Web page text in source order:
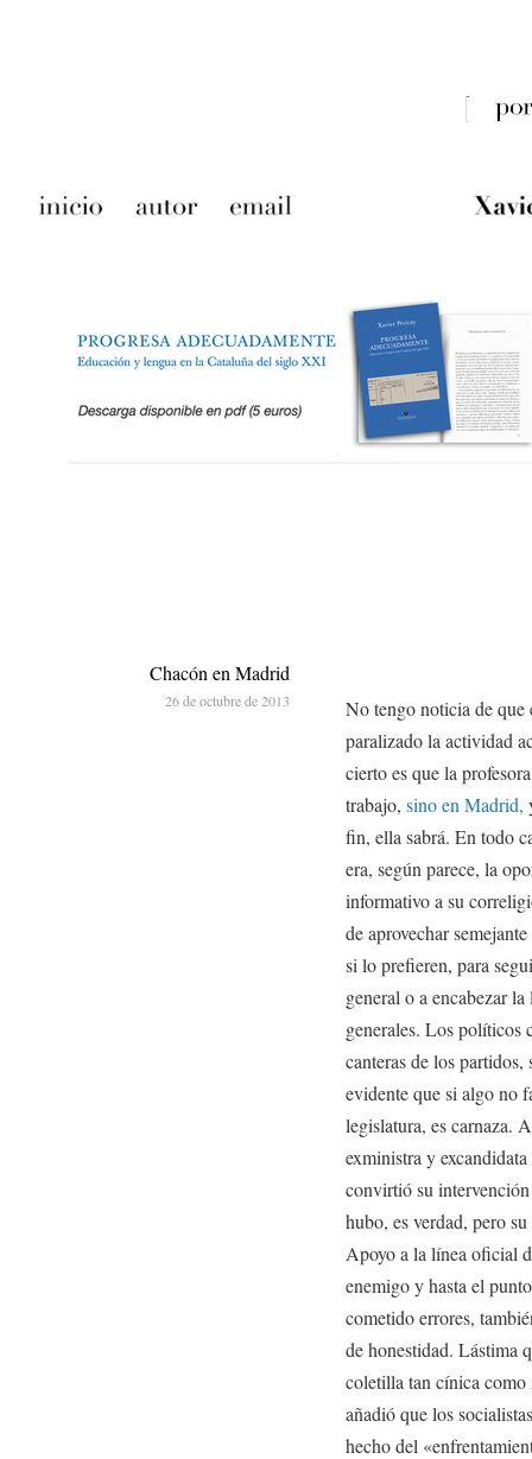
No tengo noticia de que
paralizado la actividad
cierto es que la
trabajo, sino en Madrid,
fin, ella sabrá. En todo
era, según parece, la
informativo a su
de aprovechar
si lo prefieren, para
general o a encabezar
generales. Los políticos
canteras de los
evidente que si algo no
legislatura, es carnaza.
exministra y
convirtió su
hubo, es verdad, pero
Apoyo a la línea oficial
enemigo y hasta el
cometido errores,
de honestidad. Lástima
coletilla tan cínica como
añadió que los
hecho del
Chacón en Madrid
26 de octubre de 2013